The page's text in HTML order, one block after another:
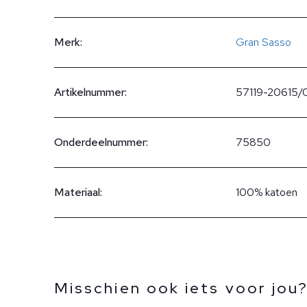
Merk: Gran Sasso
Artikelnummer: 57119-
Onderdeelnummer: 75850
Materiaal: 100% katoen
Misschien ook iets voor jou?